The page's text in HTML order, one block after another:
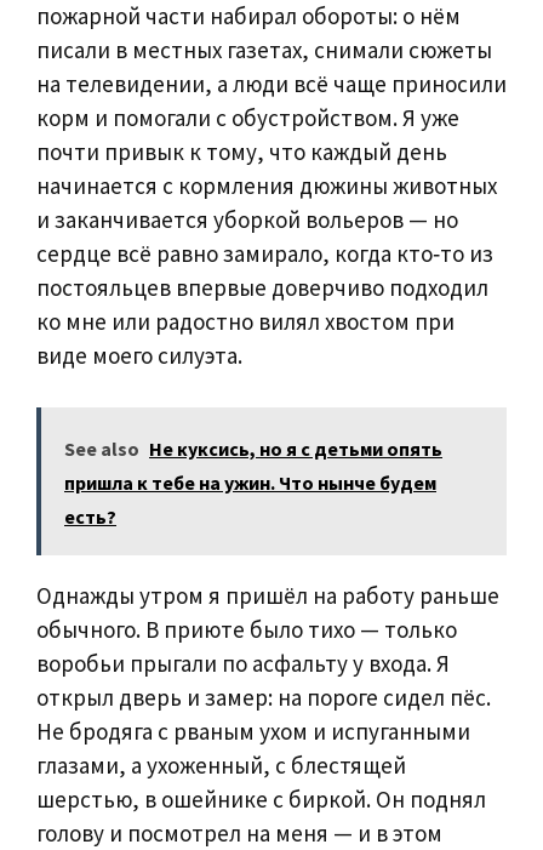
пожарной части набирал обороты: о нём
писали в местных газетах, снимали сюжеты
на телевидении, а люди всё чаще приносили
корм и помогали с обустройством. Я уже
почти привык к тому, что каждый день
начинается с кормления дюжины животных
и заканчивается уборкой вольеров — но
сердце всё равно замирало, когда кто‑то из
постояльцев впервые доверчиво подходил
ко мне или радостно вилял хвостом при
виде моего силуэта.
See also Не куксись, но я с детьми опять
пришла к тебе на ужин. Что нынче будем
есть?
Однажды утром я пришёл на работу раньше
обычного. В приюте было тихо — только
воробьи прыгали по асфальту у входа. Я
открыл дверь и замер: на пороге сидел пёс.
Не бродяга с рваным ухом и испуганными
глазами, а ухоженный, с блестящей
шерстью, в ошейнике с биркой. Он поднял
голову и посмотрел на меня — и в этом